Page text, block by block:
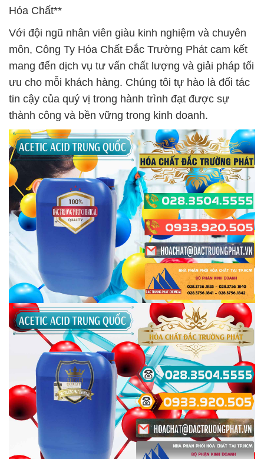
Hóa Chất**
Với đội ngũ nhân viên giàu kinh nghiệm và chuyên
môn, Công Ty Hóa Chất Đắc Trường Phát cam kết
mang đến dịch vụ tư vấn chất lượng và giải pháp tối
ưu cho mỗi khách hàng. Chúng tôi tự hào là đối tác
tin cậy của quý vị trong hành trình đạt được sự
thành công và bền vững trong kinh doanh.